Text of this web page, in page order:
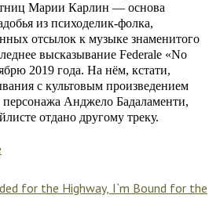
Марии Карлин — основа
из психоделик-фолка,
отсылок к музыке знаменитого
высказывание Federale «No
2019 года. На нём, кстати,
с культовым произведением
персонажа Анджело Бадаламенти,
отдано другому треку.
for the Highway, I`m Bound for the